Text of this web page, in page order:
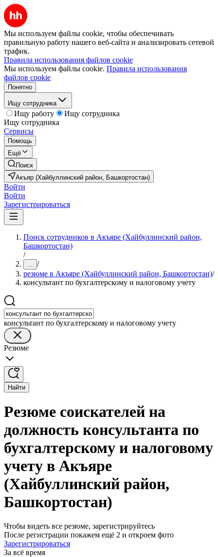
Мы используем файлы cookie, чтобы обеспечивать
правильную работу нашего веб-сайта и анализировать сетевой
трафик.
Правила использования файлов cookie
Мы используем файлы cookie. Правила использования
файлов cookie
Понятно
Ищу сотрудника
Ищу работу
Ищу сотрудника
Ищу сотрудника
Сервисы
Помощь
Ещё
Поиск
Акъяр (Хайбуллинский район, Башкортостан)
Войти
Войти
Зарегистрироваться
Поиск сотрудников в Акъяре (Хайбуллинский район,
Башкортостан)
/
... /
резюме в Акъяре (Хайбуллинский район, Башкортостан)/
консультант по бухгалтерскому и налоговому учету
консультант по бухгалтерскому и налоговому учету
Резюме
Найти
Резюме соискателей на
должность консультанта по
бухгалтерскому и налоговому
учету в Акъяре
(Хайбуллинский район,
Башкортостан)
Чтобы видеть все резюме, зарегистрируйтесь
После регистрации покажем ещё 2 и откроем фото
Зарегистрироваться
За всё время